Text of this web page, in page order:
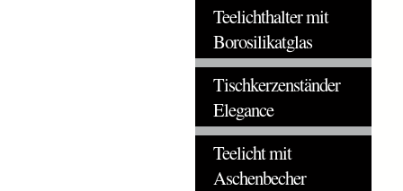
Teelichthalter mit
Borosilikatglas
Tischkerzenständer
Elegance
Teelicht mit
Aschenbecher